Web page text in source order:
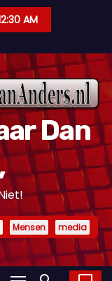
AM
Dan
Mensen media